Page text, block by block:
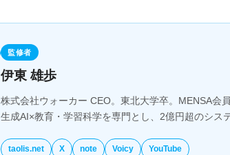
監修者
伊東 雄歩
株式会社ウォーカー CEO。東北大学卒。MENSA会
生成AI×教育・学習科学を専門とし、2億円超のシス
taolis.net X note Voicy YouTube